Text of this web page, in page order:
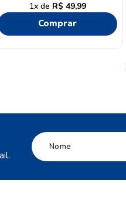
1 R$ 49,99
Comprar